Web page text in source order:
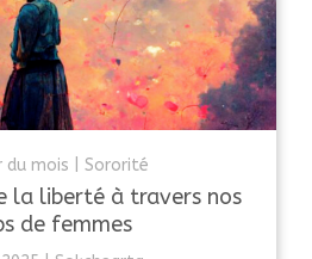
du mois Sororité
la liberté à travers nos
de femmes